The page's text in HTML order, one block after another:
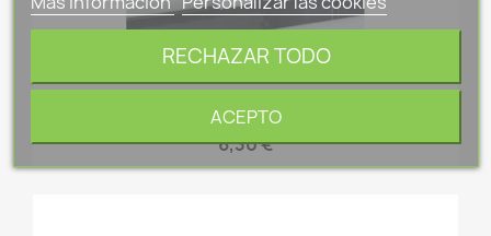
WENKO 4468160100
6,30 €
RECHAZAR TODO
ACEPTO